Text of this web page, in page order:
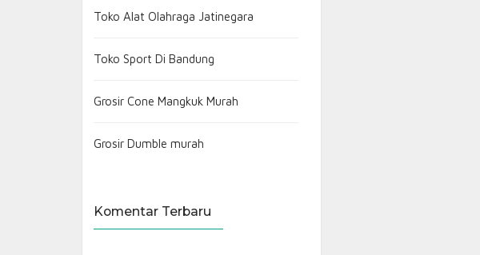
Toko Alat Olahraga Jatinegara
Toko Sport Di Bandung
Grosir Cone Mangkuk Murah
Grosir Dumble murah
Komentar Terbaru